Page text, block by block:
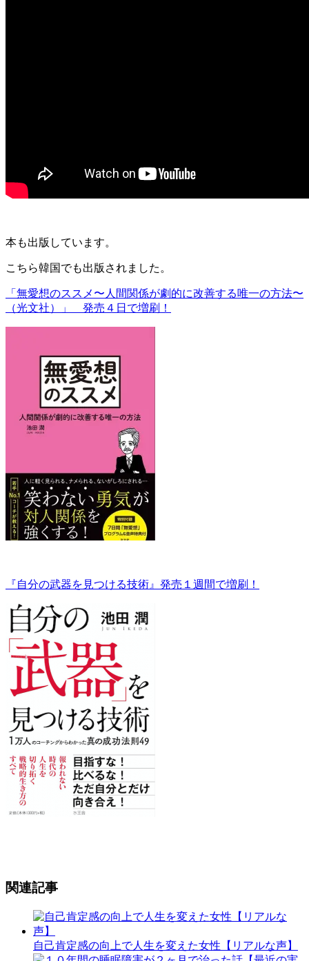
本も出版しています。
こちら韓国でも出版されました。
「無愛想のススメ〜人間関係が劇的に改善する唯一の方法〜
（光文社）」 発売４日で増刷！
『自分の武器を見つける技術』発売１週間で増刷！
関連記事
自己肯定感の向上で人生を変えた女性【リアルな声】